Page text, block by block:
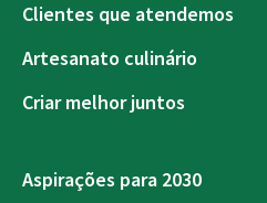
Clientes que atendemos
Artesanato culinário
Criar melhor juntos
Aspirações para 2030